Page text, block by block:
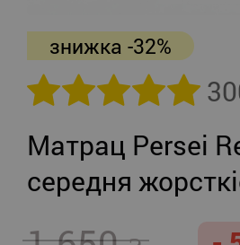
знижка -32%
Матрац Persei
середня